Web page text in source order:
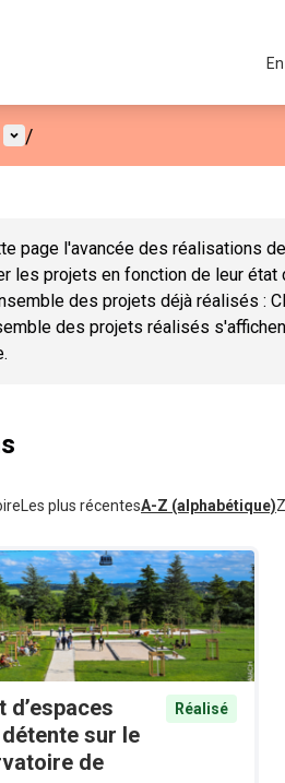
Menu utilisateur
/
page l'avancée des réalisations
les projets en fonction de leur état
des projets déjà réalisés :
des projets réalisés
Les plus récentesA-Z (alphabétique)
d’espaces
sur le
de
Réalisé